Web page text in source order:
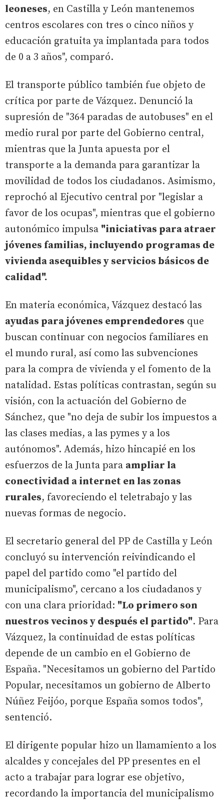
leoneses, en Castilla y León mantenemos
centros escolares con tres o cinco niños y
educación gratuita ya implantada para todos
de 0 a 3 años", comparó.
El transporte público también fue objeto de
crítica por parte de Vázquez. Denunció la
supresión de "364 paradas de autobuses" en el
medio rural por parte del Gobierno central,
mientras que la Junta apuesta por el
transporte a la demanda para garantizar la
movilidad de todos los ciudadanos. Asimismo,
reprochó al Ejecutivo central por "legislar a
favor de los ocupas", mientras que el gobierno
autonómico impulsa "iniciativas para atraer
jóvenes familias, incluyendo programas de
vivienda asequibles y servicios básicos de
calidad".
En materia económica, Vázquez destacó las
ayudas para jóvenes emprendedores que
buscan continuar con negocios familiares en
el mundo rural, así como las subvenciones
para la compra de vivienda y el fomento de la
natalidad. Estas políticas contrastan, según su
visión, con la actuación del Gobierno de
Sánchez, que "no deja de subir los impuestos a
las clases medias, a las pymes y a los
autónomos". Además, hizo hincapié en los
esfuerzos de la Junta para ampliar la
conectividad a internet en las zonas
rurales, favoreciendo el teletrabajo y las
nuevas formas de negocio.
El secretario general del PP de Castilla y León
concluyó su intervención reivindicando el
papel del partido como "el partido del
municipalismo", cercano a los ciudadanos y
con una clara prioridad: "Lo primero son
nuestros vecinos y después el partido". Para
Vázquez, la continuidad de estas políticas
depende de un cambio en el Gobierno de
España. "Necesitamos un gobierno del Partido
Popular, necesitamos un gobierno de Alberto
Núñez Feijóo, porque España somos todos",
sentenció.
El dirigente popular hizo un llamamiento a los
alcaldes y concejales del PP presentes en el
acto a trabajar para lograr ese objetivo,
recordando la importancia del municipalismo